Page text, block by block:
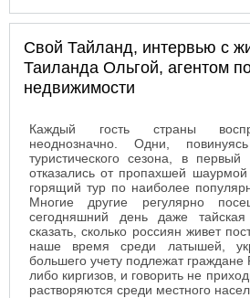
Свой Тайланд, интервью с
Таиланда Ольгой, агентом
недвижимости
Каждый гость страны
неоднозначно. Одни,
туристического сезона, в
отказались от пропахшей
горящий тур по наиболее
Многие другие регулярно
сегодняшний день даже
сказать, сколько россиян живет
наше время среди латышей,
большего учету подлежат граждане
либо киргизов, и говорить не
растворяются среди местного